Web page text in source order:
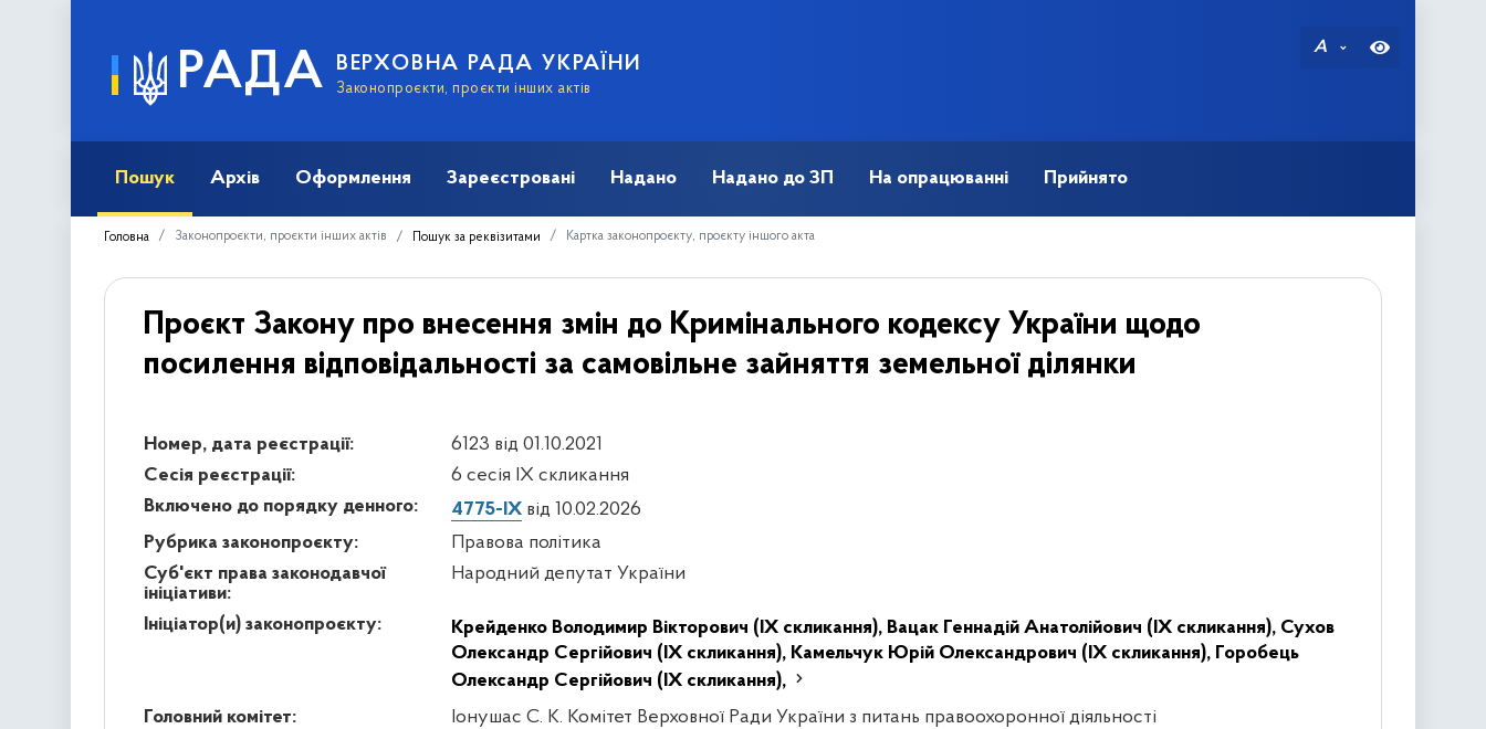
РАДА ВЕРХОВНА РАДА УКРАЇНИ
Законопроєкти, проєкти інших актів
A
Пошук Архів Оформлення Зареєстровані Надано Надано до ЗП На опрацюванні Прийнято
Головна Законопроєкти, проєкти інших актів Пошук за реквізитами Картка законопроєкту, проєкту іншого акта
Проєкт Закону про внесення змін до Кримінального кодексу України щодо
посилення відповідальності за самовільне зайняття земельної ділянки
Номер, дата реєстрації:
6123 від 01.10.2021
Сесія реєстрації:
6 сесія IX скликання
Включено до порядку денного:
4775-IX від 10.02.2026
Рубрика законопроєкту:
Правова політика
Суб'єкт права законодавчої
ініціативи:
Народний депутат України
Ініціатор(и) законопроєкту: Крейденко Володимир Вікторович (IX скликання), Вацак Геннадій Анатолійович (IX скликання), Сухов
Олександр Сергійович (IX скликання), Камельчук Юрій Олександрович (IX скликання), Горобець
Олександр Сергійович (IX скликання),
Головний комітет:
Іонушас С. К. Комітет Верховної Ради України з питань правоохоронної діяльності